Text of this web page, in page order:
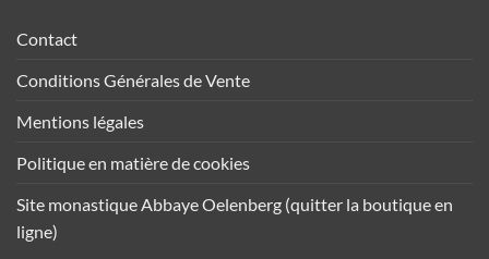
Contact
Conditions Générales de Vente
Mentions légales
Politique en matière de cookies
Site monastique Abbaye Oelenberg (quitter la boutique en
ligne)